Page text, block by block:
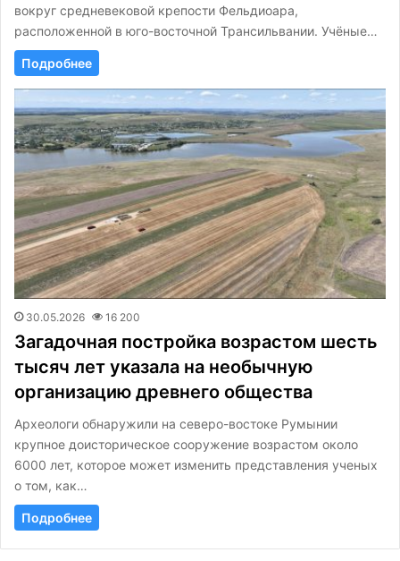
вокруг средневековой крепости Фельдиоара,
расположенной в юго-восточной Трансильвании. Учёные…
Подробнее
30.05.2026 16 200
Загадочная постройка возрастом шесть
тысяч лет указала на необычную
организацию древнего общества
Археологи обнаружили на северо-востоке Румынии
крупное доисторическое сооружение возрастом около
6000 лет, которое может изменить представления ученых
о том, как…
Подробнее